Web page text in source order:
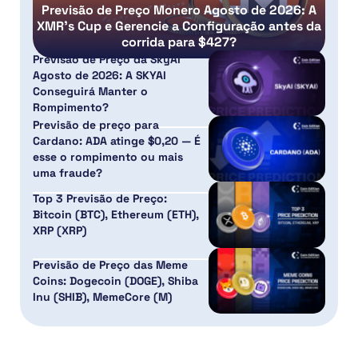
Previsão de Preço Monero Agosto de 2026: A
XMR’s Cup e Gerencie a Configuração antes da
corrida para $427?
Previsão de Preço da SkyAI
Agosto de 2026: A SKYAI
Conseguirá Manter o
Rompimento?
Previsão de preço para
Cardano: ADA atinge $0,20 — É
esse o rompimento ou mais
uma fraude?
Top 3 Previsão de Preço:
Bitcoin (BTC), Ethereum (ETH),
XRP (XRP)
Previsão de Preço das Meme
Coins: Dogecoin (DOGE), Shiba
Inu (SHIB), MemeCore (M)